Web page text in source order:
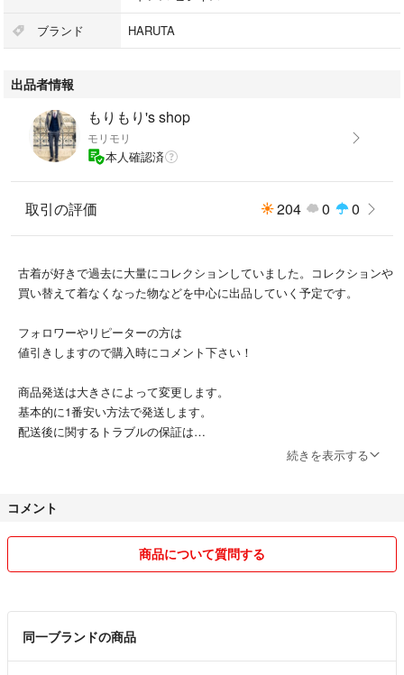
ブランド HARUTA
出品者情報
もりもり's shop
モリモリ
本人確認済
取引の評価 204 0 0
古着が好きで過去に大量にコレクションしていました。コレクションや
買い替えて着なくなった物などを中心に出品していく予定です。
フォロワーやリピーターの方は
値引きしますので購入時にコメント下さい！
商品発送は大きさによって変更します。
基本的に1番安い方法で発送します。
配送後に関するトラブルの保証は
m
コメントへの返信仕事の都合で遅くなる場合が有りますのでご了承下さ
即購入OKですが
続きを表示する
コメント
商品について質問する
同一ブランドの商品